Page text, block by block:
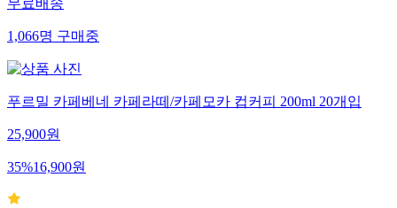
무료배송
1,066명구매중
푸르밀 카페베네 카페라떼/카페모카 컵커피 200ml 20개입
25,900원
35%16,900원